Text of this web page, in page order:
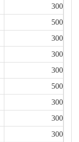
300
500
300
300
300
500
300
300
300